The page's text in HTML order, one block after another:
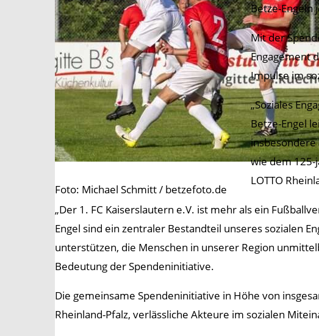
Foto: Michael Schmitt / betzefoto.de
Betze-Engeln
Mit der
Engagement
Impulse im
„Soziales
Betze-Engel
insbesondere
wie dem 125-
LOTTO
„Der 1. FC Kaiserslautern e.V. ist mehr als ein
Engel sind ein zentraler Bestandteil unseres sozialen
unterstützen, die Menschen in unserer Region
Bedeutung der Spendeninitiative.
Die gemeinsame Spendeninitiative in Höhe von
Rheinland-Pfalz, verlässliche Akteure im sozialen